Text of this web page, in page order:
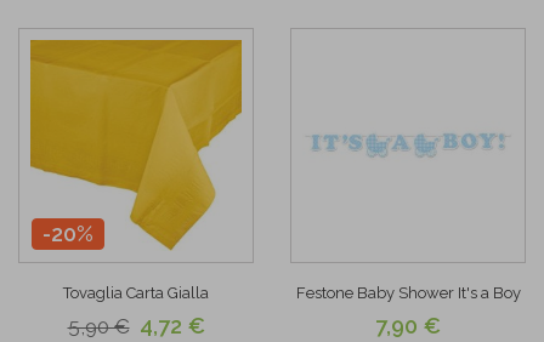
-20%
Tovaglia Carta Gialla
5,90 € 4,72 €
Festone Baby Shower It's a Boy
7,90 €